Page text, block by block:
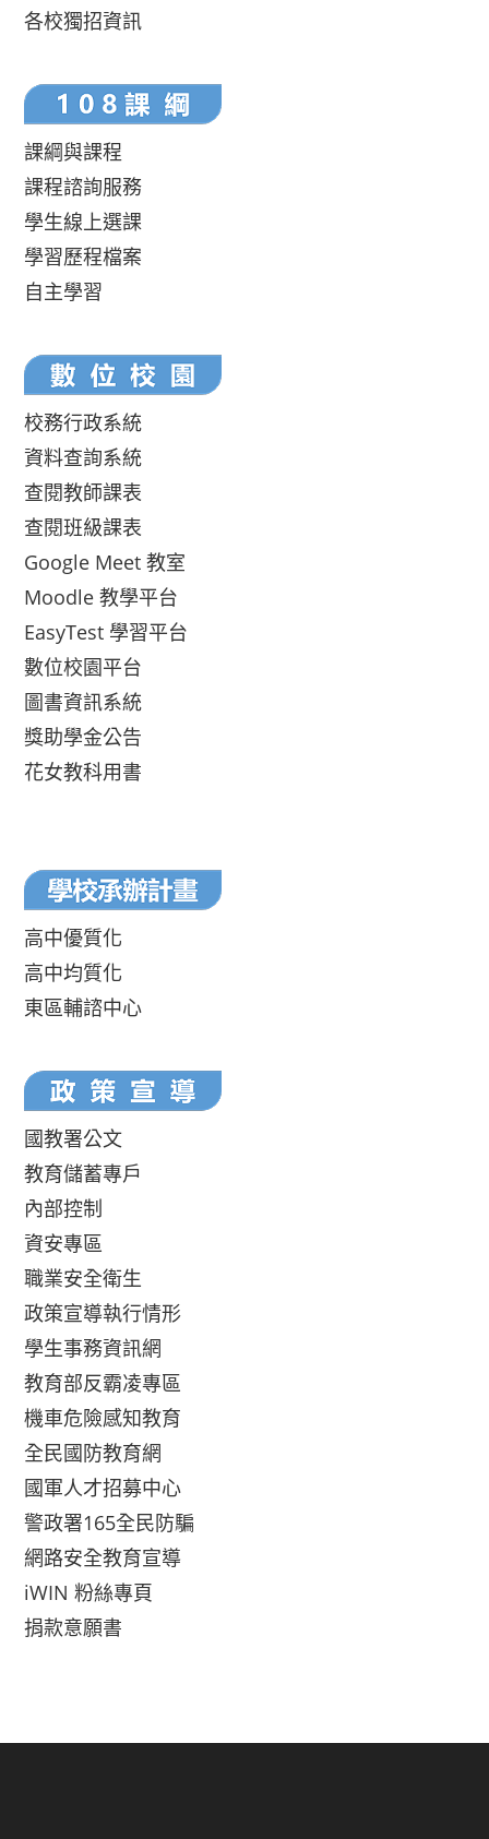
各校獨招資訊
課綱與課程
課程諮詢服務
學生線上選課
學習歷程檔案
自主學習
校務行政系統
資料查詢系統
查閱教師課表
查閱班級課表
Google Meet 教室
Moodle 教學平台
EasyTest 學習平台
數位校園平台
圖書資訊系統
獎助學金公告
花女教科用書
高中優質化
高中均質化
東區輔諮中心
國教署公文
教育儲蓄專戶
內部控制
資安專區
職業安全衛生
政策宣導執行情形
學生事務資訊網
教育部反霸凌專區
機車危險感知教育
全民國防教育網
國軍人才招募中心
警政署165全民防騙
網路安全教育宣導
iWIN 粉絲專頁
捐款意願書